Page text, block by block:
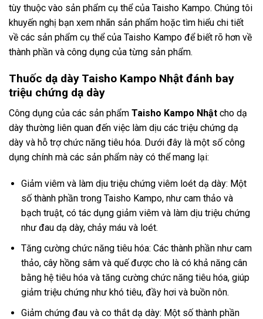
tùy thuộc vào sản phẩm cụ thể của Taisho Kampo. Chúng tôi
khuyến nghị bạn xem nhãn sản phẩm hoặc tìm hiểu chi tiết
về các sản phẩm cụ thể của Taisho Kampo để biết rõ hơn về
thành phần và công dụng của từng sản phẩm.
Thuốc dạ dày Taisho Kampo Nhật đánh bay
triệu chứng dạ dày
Công dụng của các sản phẩm Taisho Kampo Nhật cho dạ
dày thường liên quan đến việc làm dịu các triệu chứng dạ
dày và hỗ trợ chức năng tiêu hóa. Dưới đây là một số công
dụng chính mà các sản phẩm này có thể mang lại:
Giảm viêm và làm dịu triệu chứng viêm loét dạ dày: Một
số thành phần trong Taisho Kampo, như cam thảo và
bạch truật, có tác dụng giảm viêm và làm dịu triệu chứng
như đau dạ dày, chảy máu và loét.
Tăng cường chức năng tiêu hóa: Các thành phần như cam
thảo, cây hồng sâm và quế được cho là có khả năng cân
bằng hệ tiêu hóa và tăng cường chức năng tiêu hóa, giúp
giảm triệu chứng như khó tiêu, đầy hơi và buồn nôn.
Giảm chứng đau và co thắt dạ dày: Một số thành phần